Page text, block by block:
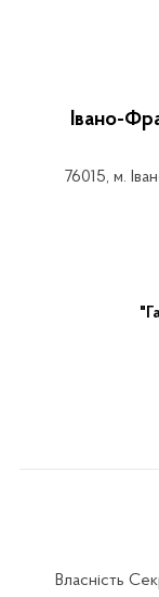
Івано-
76015, м.
Власність